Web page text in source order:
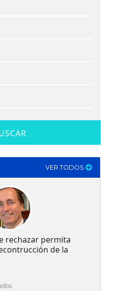
VER TODOS
rechazar permita
de la